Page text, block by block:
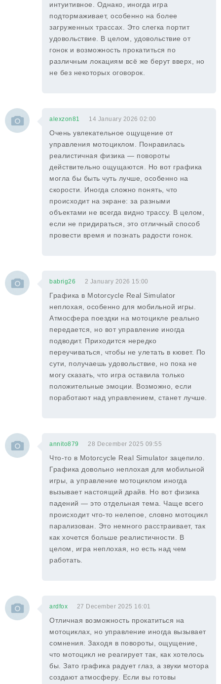
интуитивное. Однако, иногда игра
подтормаживает, особенно на более
загруженных трассах. Это слегка портит
удовольствие. В целом, удовольствие от
гонок и возможность прокатиться по
различным локациям всё же берут вверх, но
не без некоторых оговорок.
alexzon81 14 January 2026 02:00
Очень увлекательное ощущение от
управления мотоциклом. Понравилась
реалистичная физика — повороты
действительно ощущаются. Но вот графика
могла бы быть чуть лучше, особенно на
скорости. Иногда сложно понять, что
происходит на экране: за разными
объектами не всегда видно трассу. В целом,
если не придираться, это отличный способ
провести время и познать радости гонок.
babrig26 2 January 2026 15:00
Графика в Motorcycle Real Simulator
неплохая, особенно для мобильной игры.
Атмосфера поездки на мотоцикле реально
передается, но вот управление иногда
подводит. Приходится нередко
переучиваться, чтобы не улетать в кювет. По
сути, получаешь удовольствие, но пока не
могу сказать, что игра оставила только
положительные эмоции. Возможно, если
поработают над управлением, станет лучше.
annito879 28 December 2025 09:55
Что-то в Motorcycle Real Simulator зацепило.
Графика довольно неплохая для мобильной
игры, а управление мотоциклом иногда
вызывает настоящий драйв. Но вот физика
падений — это отдельная тема. Чаще всего
происходит что-то нелепое, словно мотоцикл
парализован. Это немного расстраивает, так
как хочется больше реалистичности. В
целом, игра неплохая, но есть над чем
работать.
ardfox 27 December 2025 16:01
Отличная возможность прокатиться на
мотоциклах, но управление иногда вызывает
сомнения. Заходя в повороты, ощущение,
что мотоцикл не реагирует так, как хотелось
бы. Зато графика радует глаз, а звуки мотора
создают атмосферу. Если вы готовы